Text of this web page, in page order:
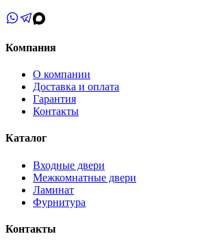
Компания
О компании
Доставка и оплата
Гарантия
Контакты
Каталог
Входные двери
Межкомнатные двери
Ламинат
Фурнитура
Контакты